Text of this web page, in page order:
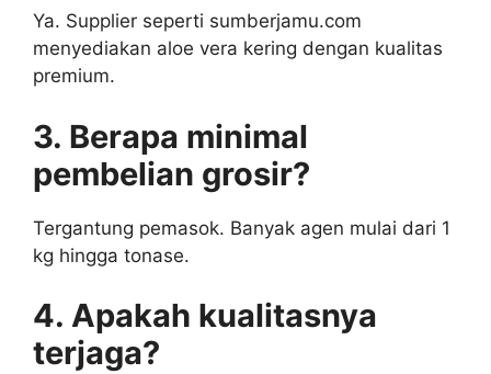
Ya. Supplier seperti sumberjamu.com
menyediakan aloe vera kering dengan kualitas
premium.
3. Berapa minimal
pembelian grosir?
Tergantung pemasok. Banyak agen mulai dari 1
kg hingga tonase.
4. Apakah kualitasnya
terjaga?